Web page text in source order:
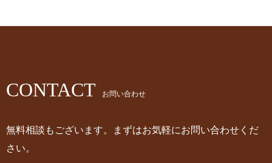
CONTACT お問い合わせ
無料相談もございます。まずはお気軽にお問い合わせくだ
さい。